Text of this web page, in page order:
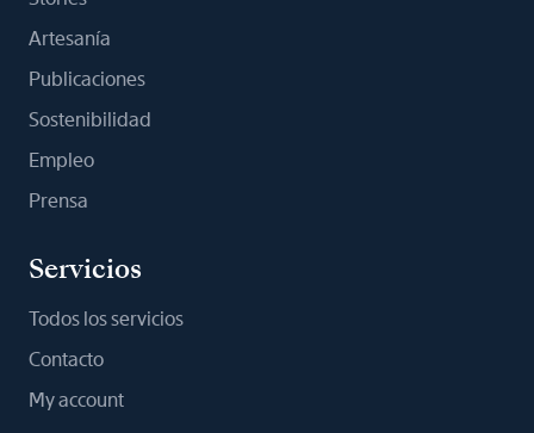
Artesanía
Publicaciones
Sostenibilidad
Empleo
Prensa
Servicios
Todos los servicios
Contacto
My account